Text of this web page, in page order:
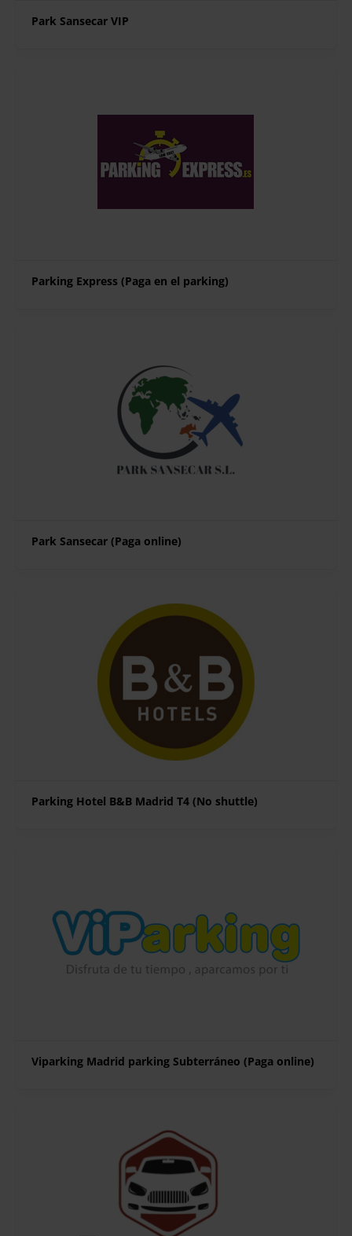
Park Sansecar VIP
Parking Express (Paga en el parking)
Park Sansecar (Paga online)
Parking Hotel B&B Madrid T4 (No shuttle)
Viparking Madrid parking Subterráneo (Paga online)